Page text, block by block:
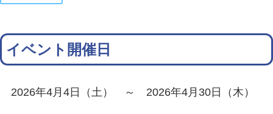
イベント開催日
2026年4月4日（土） ～ 2026年4月30日（木）